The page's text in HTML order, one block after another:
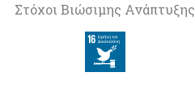
Στόχοι Βιώσιμης Ανάπτυξης